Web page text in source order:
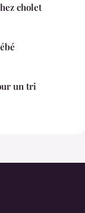
cholet
un tri